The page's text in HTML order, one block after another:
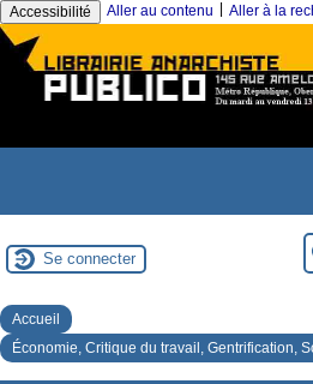
Accessibilité Aller au contenu Aller à la
Se connecter
Accueil
Économie, Critique du travail, Gentrification,